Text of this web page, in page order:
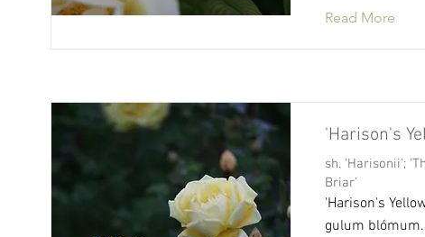
Read More
'Harison's
sh. 'Harisonii';
Briar'
'Harison's
gulum blómum.